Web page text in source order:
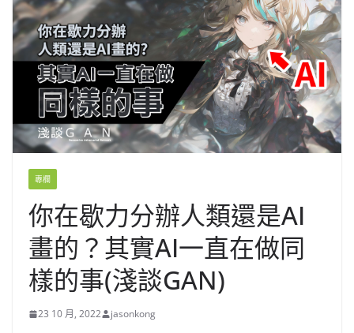
專欄
你在歇力分辦人類還是AI
畫的？其實AI一直在做同
樣的事(淺談GAN)
23 10 月, 2022 jasonkong